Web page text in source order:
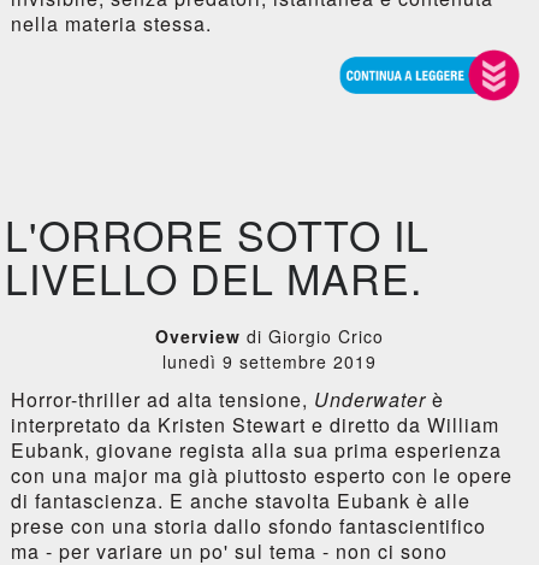
nella materia stessa.
L'ORRORE SOTTO IL
LIVELLO DEL MARE.
Overview di Giorgio Crico
lunedì 9 settembre 2019
Horror-thriller ad alta tensione, Underwaterè
interpretato da Kristen Stewart e diretto da William
Eubank, giovane regista alla sua prima esperienza
con una major ma già piuttosto esperto con le opere
di fantascienza. E anche stavolta Eubank è alle
prese con una storia dallo sfondo fantascientifico
ma - per variare un po' sul tema - non ci sono